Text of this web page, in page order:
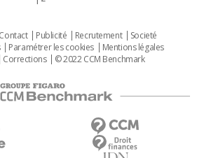
Contact Publicité Recrutement
Societé
Paramétrer les cookies
Mentions légales
Corrections © 2022 CCM Benchmark